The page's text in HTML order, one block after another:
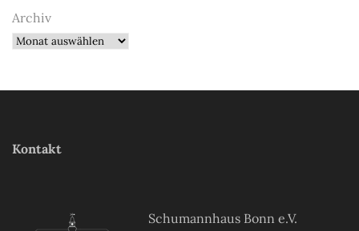
Archiv
Kontakt
Schumannhaus Bonn e.V.